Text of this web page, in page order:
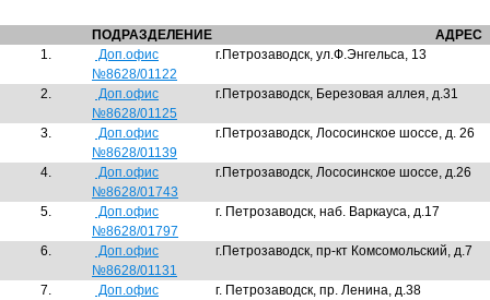
ПОДРАЗДЕЛЕНИЕ
АДРЕС
1.
Доп.офис
№8628/01122
г.Петрозаводск, ул.Ф.Энгельса, 13
2.
Доп.офис
№8628/01125
г.Петрозаводск, Березовая аллея, д.31
3.
Доп.офис
№8628/01139
г.Петрозаводск, Лососинское шоссе, д. 26
4.
Доп.офис
№8628/01743
г.Петрозаводск, Лососинское шоссе, д.26
5.
Доп.офис
№8628/01797
г. Петрозаводск, наб. Варкауса, д.17
6.
Доп.офис
№8628/01131
г.Петрозаводск, пр-кт Комсомольский, д.7
7.
Доп.офис
г. Петрозаводск, пр. Ленина, д.38